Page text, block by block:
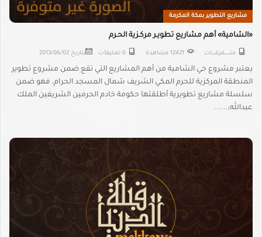
مشاريع التطوير بمكة المكرمة
«الشامية» أهم مشاريع تطويـر مركـزية الحـرم
متـــــــــفرقــــــات 12421 مشاهدة 0 تعليقات بتاريخ 2013/06/02
يعتبر مشروع حي الشامية من أهم المشاريع التي تقع ضمن مشروع تطوير
المنطقة المركزية للحرم المكي الشريف شمال المسجد الحرام، فهو ضمن
سلسلة مشاريع تطويرية أطلقتها حكومة خادم الحرمين الشريفين الملك
عبدالله;......